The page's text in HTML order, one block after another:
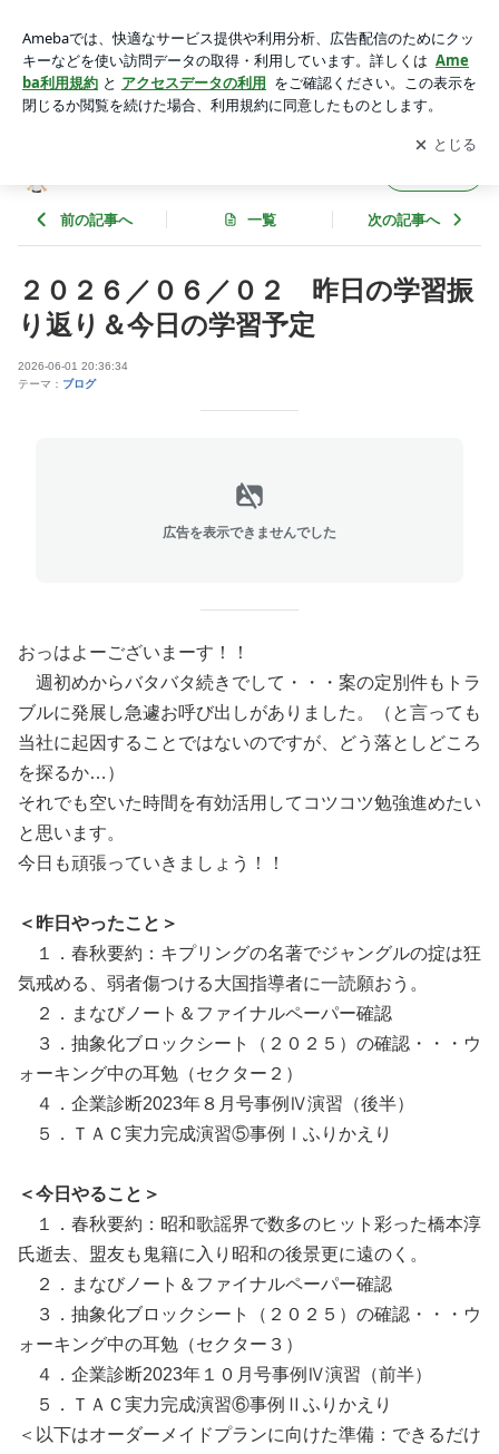
| さとうあつしの徒然日記
アプリをダウンロードして ブログの更新通知
を受け取りまし
ょう。
開く
前の記事へ 一覧 次の記事へ
２０２６／０６／０２ 昨日の学習振
り返り＆今日の学習予定
2026-06-01 20:36:34
テーマ： ブログ
広告を表示できませんでした
おっはよーございまーす！！
週初めからバタバタ続きでして・・・案の定別件もトラ
ブルに発展し急遽お呼び出しがありました。（と言っても
当社に起因することではないのですが、どう落としどころ
を探るか…）
それでも空いた時間を有効活用してコツコツ勉強進めたい
と思います。
今日も頑張っていきましょう！！
＜昨日やったこと＞
１．春秋要約：キプリングの名著でジャングルの掟は狂
気戒める、弱者傷つける大国指導者に一読願おう。
２．まなびノート＆ファイナルペーパー確認
３．抽象化ブロックシート（２０２５）の確認・・・ウ
ォーキング中の耳勉（セクター２）
４．企業診断2023年８月号事例Ⅳ演習（後半）
５．ＴＡＣ実力完成演習⑤事例Ⅰふりかえり
＜今日やること＞
１．春秋要約：昭和歌謡界で数多のヒット彩った橋本淳
氏逝去、盟友も鬼籍に入り昭和の後景更に遠のく。
２．まなびノート＆ファイナルペーパー確認
３．抽象化ブロックシート（２０２５）の確認・・・ウ
ォーキング中の耳勉（セクター３）
４．企業診断2023年１０月号事例Ⅳ演習（前半）
５．ＴＡＣ実力完成演習⑥事例Ⅱふりかえり
＜以下はオーダーメイドプランに向けた準備：できるだけ